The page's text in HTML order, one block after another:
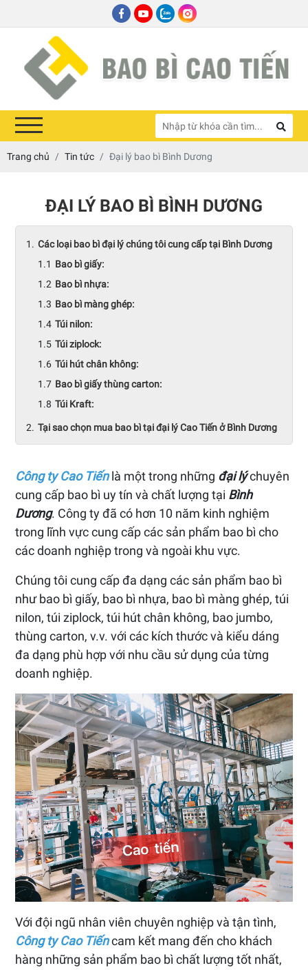
Trang chủ Tin tức Đại lý bao bì Bình Dương
ĐẠI LÝ BAO BÌ BÌNH DƯƠNG
Các loại bao bì đại lý chúng tôi cung cấp tại Bình Dương
Bao bì giấy:
Bao bì nhựa:
Bao bì màng ghép:
Túi nilon:
Túi ziplock:
Túi hút chân không:
Bao bì giấy thùng carton:
Túi Kraft:
Tại sao chọn mua bao bì tại đại lý Cao Tiến ở Bình Dương
Công ty Cao Tiếnlà một trong những đại lýchuyên
cung cấp bao bì uy tín và chất lượng tại Bình
Dương. Công ty đã có hơn 10 năm kinh nghiệm
trong lĩnh vực cung cấp các sản phẩm bao bì cho
các doanh nghiệp trong và ngoài khu vực.
Chúng tôi cung cấp đa dạng các sản phẩm bao bì
như bao bì giấy, bao bì nhựa, bao bì màng ghép, túi
nilon, túi ziplock, túi hút chân không, bao jumbo,
thùng carton, v.v. với các kích thước và kiểu dáng
đa dạng phù hợp với nhu cầu sử dụng của từng
doanh nghiệp.
Với đội ngũ nhân viên chuyên nghiệp và tận tình,
Công ty Cao Tiếncam kết mang đến cho khách
hàng những sản phẩm bao bì chất lượng tốt nhất,